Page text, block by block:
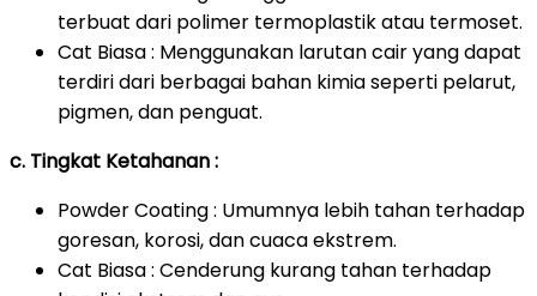
terbuat dari polimer termoplastik atau termoset.
Cat Biasa : Menggunakan larutan cair yang dapat
terdiri dari berbagai bahan kimia seperti pelarut,
pigmen, dan penguat.
c. Tingkat Ketahanan :
Powder Coating : Umumnya lebih tahan terhadap
goresan, korosi, dan cuaca ekstrem.
Cat Biasa : Cenderung kurang tahan terhadap